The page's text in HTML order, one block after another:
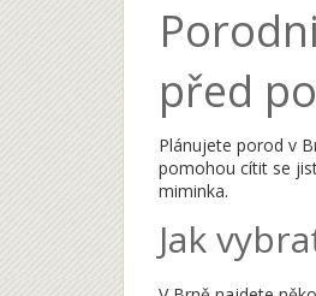
před
Plánujete porod v
pomohou cítit se
miminka.
Jak